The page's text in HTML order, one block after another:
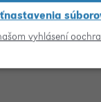
vyhlásení